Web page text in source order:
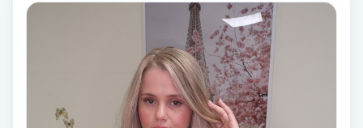
PRP (Platelet Rich Plasma)
PRX-T33